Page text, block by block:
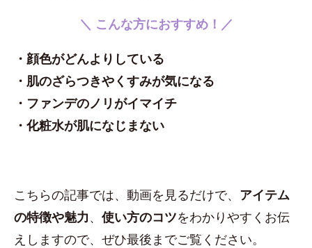
＼ こんな方におすすめ！／
・顔色がどんよりしている
・肌のざらつきやくすみが気になる
・ファンデのノリがイマイチ
・化粧水が肌になじまない
こちらの記事では、動画を見るだけで、 アイテム
の特徴や魅力、 使い方のコツをわかりやすくお伝
えしますので、ぜひ最後までご覧ください。